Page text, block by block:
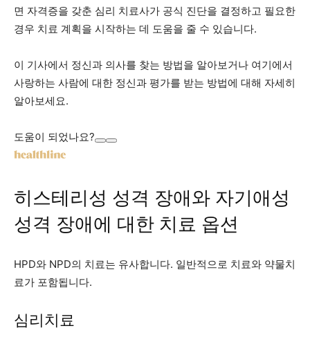
면 자격증을 갖춘 심리 치료사가 공식 진단을 결정하고 필요한
경우 치료 계획을 시작하는 데 도움을 줄 수 있습니다.
이 기사에서 정신과 의사를 찾는 방법을 알아보거나 여기에서
사랑하는 사람에 대한 정신과 평가를 받는 방법에 대해 자세히
알아보세요.
도움이 되었나요?
히스테리성 성격 장애와 자기애성
성격 장애에 대한 치료 옵션
HPD와 NPD의 치료는 유사합니다. 일반적으로 치료와 약물치
료가 포함됩니다.
심리치료